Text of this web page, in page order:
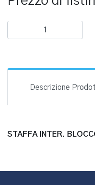
Descrizione
STAFFA INTER.